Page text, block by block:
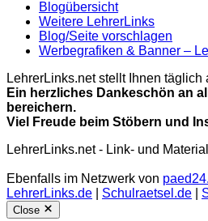
Blogübersicht
Weitere LehrerLinks
Blog/Seite vorschlagen
Werbegrafiken & Banner –
LehrerLinks.net stellt Ihnen
Ein herzliches Dankeschön an
bereichern.
Viel Freude beim Stöbern und
LehrerLinks.net - Link- und
Ebenfalls im Netzwerk von
LehrerLinks.de
Schulraetsel.de
Close